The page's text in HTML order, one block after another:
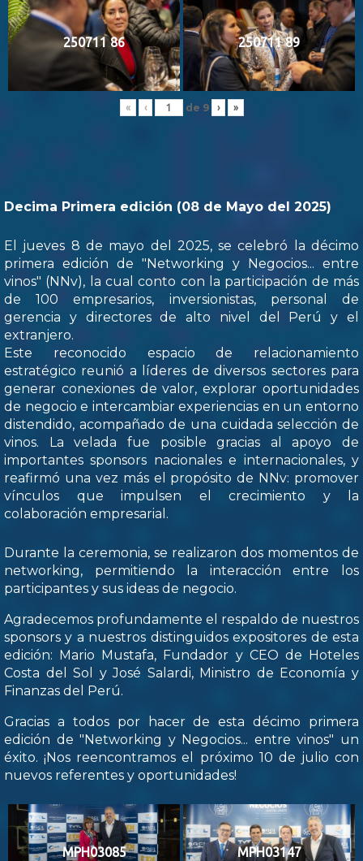
250711 86 250711 89
« ‹ de 9 › »
Decima Primera edición (08 de Mayo del 2025)
El jueves 8 de mayo del 2025, se celebró la décimo
primera edición de "Networking y Negocios... entre
vinos" (NNv), la cual conto con la participación de más
de 100 empresarios, inversionistas, personal de
gerencia y directores de alto nivel del Perú y el
extranjero.
Este reconocido espacio de relacionamiento
estratégico reunió a líderes de diversos sectores para
generar conexiones de valor, explorar oportunidades
de negocio e intercambiar experiencias en un entorno
distendido, acompañado de una cuidada selección de
vinos. La velada fue posible gracias al apoyo de
importantes sponsors nacionales e internacionales, y
reafirmó una vez más el propósito de NNv: promover
vínculos que impulsen el crecimiento y la
colaboración empresarial.
Durante la ceremonia, se realizaron dos momentos de
networking, permitiendo la interacción entre los
participantes y sus ideas de negocio.
Agradecemos profundamente el respaldo de nuestros
sponsors y a nuestros distinguidos expositores de esta
edición: Mario Mustafa, Fundador y CEO de Hoteles
Costa del Sol y José Salardi, Ministro de Economía y
Finanzas del Perú.
Gracias a todos por hacer de esta décimo primera
edición de "Networking y Negocios... entre vinos" un
éxito. ¡Nos reencontramos el próximo 10 de julio con
nuevos referentes y oportunidades!
MPH03085 MPH03147